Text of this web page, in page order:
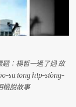
：楊哲一過了過 故
sū iōng hip-siòng-
機說故事